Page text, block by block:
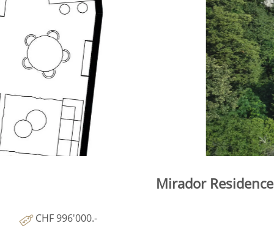
Mirador
CHF 996'000.-